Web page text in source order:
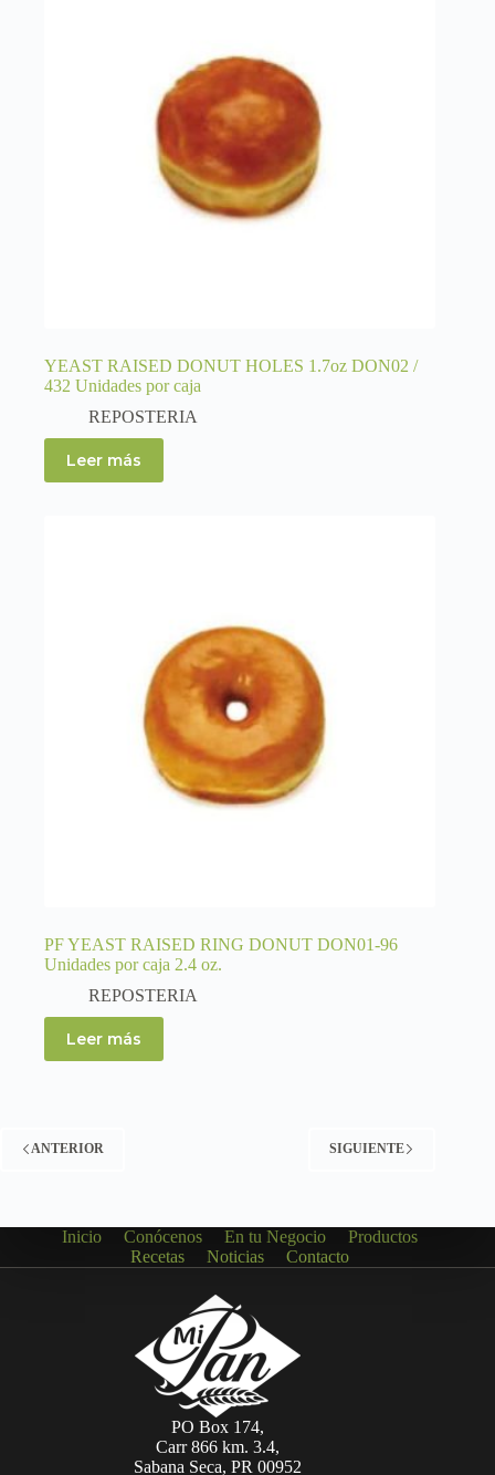
YEAST RAISED DONUT HOLES 1.7oz DON02 /
432 Unidades por caja
REPOSTERIA
Leer más
PF YEAST RAISED RING DONUT DON01-96
Unidades por caja 2.4 oz.
REPOSTERIA
Leer más
ANTERIOR SIGUIENTE
Inicio Conócenos En tu Negocio
Productos
Recetas
Noticias Contacto
PO Box 174,
Carr 866 km. 3.4,
Sabana Seca, PR 00952